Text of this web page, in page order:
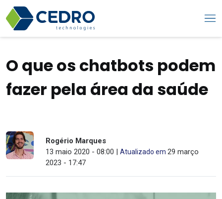
O que os chatbots podem
fazer pela área da saúde
Rogério Marques
13 maio 2020 - 08:00 | Atualizado em 29 março
2023 - 17:47